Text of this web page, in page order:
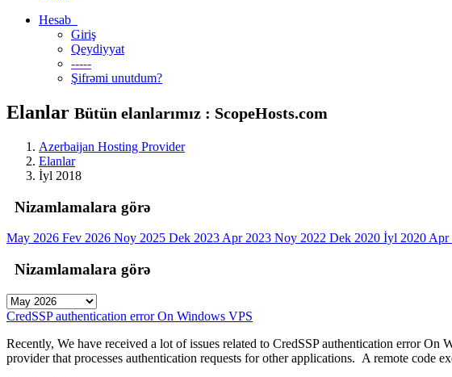
Hesab
Giriş
Qeydiyyat
-----
Şifrəmi unutdum?
Elanlar Bütün elanlarımız : ScopeHosts.com
Azerbaijan Hosting Provider
Elanlar
İyl 2018
Nizamlamalara görə
May 2026 Fev 2026 Noy 2025 Dek 2023 Apr 2023 Noy 2022 Dek 2020 İyl 2020 Apr
Nizamlamalara görə
CredSSP authentication error On Windows VPS
Recently, We have received a lot of issues related to CredSSP authentication error
provider that processes authentication requests for other applications. A remote code